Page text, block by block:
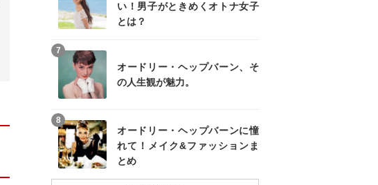
い！男子がときめくオトナ女子
とは？
オードリー・ヘップバーン、そ
の人生観が魅力。
7
オードリー・ヘップバーンに憧
れて！メイク&ファッションま
とめ
8